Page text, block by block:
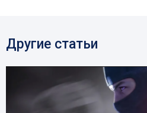
Другие статьи